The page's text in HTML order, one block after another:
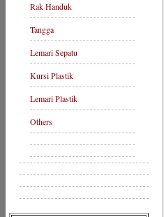
Rak Handuk
Tangga
Lemari Sepatu
Kursi Plastik
Lemari Plastik
Others